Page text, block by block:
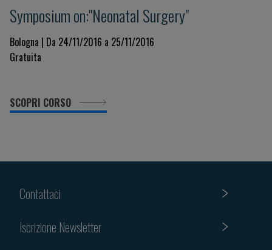
Symposium on:"Neonatal Surgery"
Bologna | Da 24/11/2016 a 25/11/2016
Gratuita
SCOPRI CORSO
Contattaci
Iscrizione Newsletter